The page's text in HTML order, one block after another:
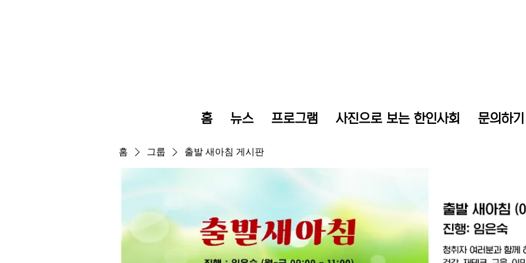
홈 뉴스 프로그램 사진으로 보는 한인사회 문의하기
홈 그룹 출발 새아침 게시판